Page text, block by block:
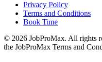
Privacy Policy
Terms and Conditions
Book Time
© 2026 JobProMax. All rights
the JobProMax Terms and